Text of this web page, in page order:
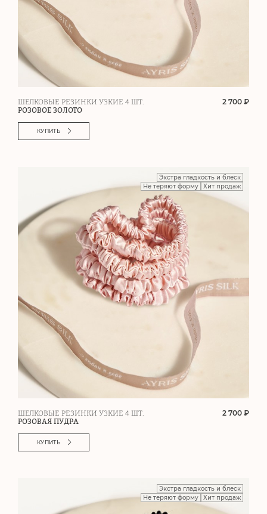
ШЕЛКОВЫЕ РЕЗИНКИ УЗКИЕ 4 ШТ.
РОЗОВОЕ ЗОЛОТО
2 700 ₽
КУПИТЬ
Экстра гладкость и блеск
Не теряют форму
Хит продаж
ШЕЛКОВЫЕ РЕЗИНКИ УЗКИЕ 4 ШТ.
РОЗОВАЯ ПУДРА
2 700 ₽
КУПИТЬ
Экстра гладкость и блеск
Не теряют форму
Хит продаж